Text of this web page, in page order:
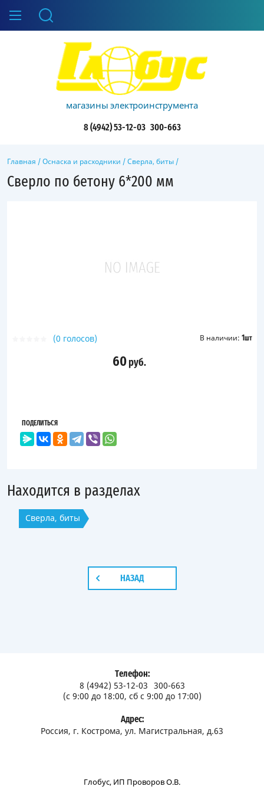
магазины электроинструмента
8 (4942) 53-12-03 300-663
Главная /Оснаска и расходники /Сверла, биты /
Сверло по бетону 6*200 мм
В наличии: 1шт
(0 голосов)
60руб.
ПОДЕЛИТЬСЯ
Находится в разделах
Сверла, биты
НАЗАД
Телефон:
8 (4942) 53-12-03 300-663
(с 9:00 до 18:00, сб с 9:00 до 17:00)
Адрес:
Россия, г. Кострома, ул. Магистральная, д.63
Глобус, ИП Проворов О.В.